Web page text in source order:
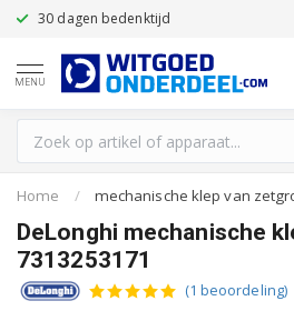
30 dagen bedenktijd
MENU
Home / mechanische klep van
DeLonghi mechanische
7313253171
(1 beoordeling)